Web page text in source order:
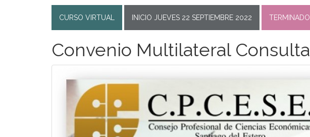
CURSO VIRTUAL INICIO JUEVES 22 SEPTIEMBRE 2022 TERMINADO
Convenio Multilateral